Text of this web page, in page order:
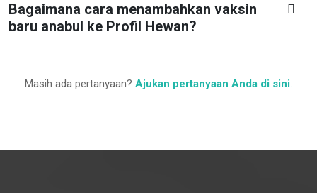
Bagaimana cara menambahkan vaksin
baru anabul ke Profil Hewan?
Masih ada pertanyaan? Ajukan pertanyaan Anda di sini.